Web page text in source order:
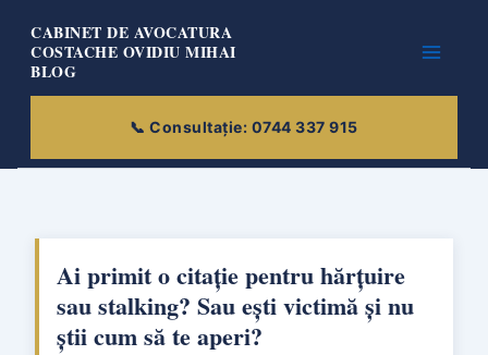
content
CABINET DE AVOCATURA
COSTACHE OVIDIU MIHAI
BLOG
Ai primit o citație pentru hărțuire
sau stalking? Sau ești victimă și nu
știi cum să te aperi?